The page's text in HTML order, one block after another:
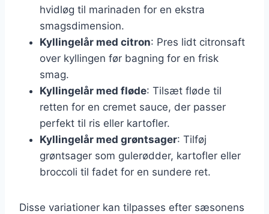
hvidløg til marinaden for en ekstra
smagsdimension.
Kyllingelår med citron: Pres lidt citronsaft
over kyllingen før bagning for en frisk
smag.
Kyllingelår med fløde: Tilsæt fløde til
retten for en cremet sauce, der passer
perfekt til ris eller kartofler.
Kyllingelår med grøntsager: Tilføj
grøntsager som gulerødder, kartofler eller
broccoli til fadet for en sundere ret.
Disse variationer kan tilpasses efter sæsonens